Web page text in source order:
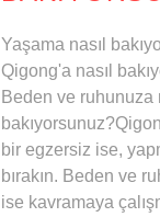
Yaşama nasıl
Qigong'a nasıl
Beden ve ruhunuza
bir egzersiz ise,
bırakın. Beden ve
ise kavramaya